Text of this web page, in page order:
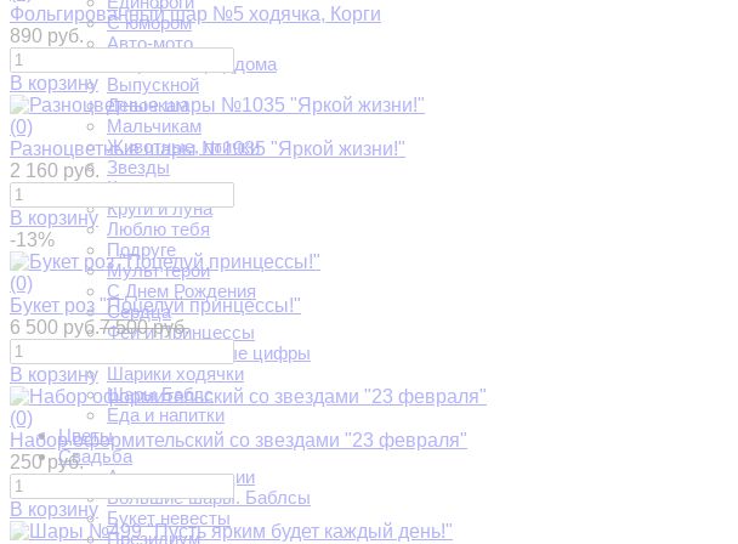
С юмором
Авто-мото
Встреча из роддома
Выпускной
Девочкам
Мальчикам
Животные, птички
Звезды
Круги
Круги и луна
Люблю тебя
Подруге
Мульт герои
С Днем Рождения
Сердца
Феи и Принцессы
Фольгированные цифры
Шарики ходячки
Шары Баблс
Еда и напитки
Цветы
Свадьба
Арки регистрации
Большие шары. Баблсы
Букет невесты
Президиум
Фольгированный шар №5 ходячка, Корги
890 руб.
В корзину
(0)
Разноцветные шары №1035 "Яркой жизни!"
2 160 руб.
В корзину
-13%
(0)
Букет роз "Поцелуй принцессы!"
6 500 руб.7 500 руб.
В корзину
(0)
Набор оформительский со звездами "23 февраля"
250 руб.
В корзину